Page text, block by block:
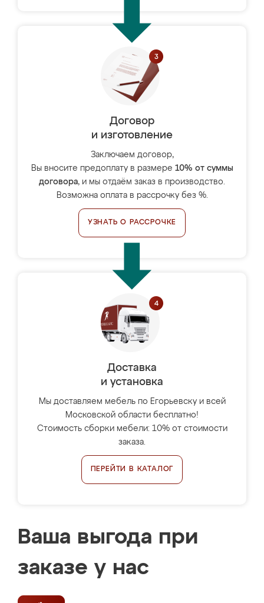
Договор
и изготовление
Заключаем договор,
Вы вносите предоплату в размере 10% от суммы
договора, и мы отдаём заказ в производство.
Возможна оплата в рассрочку без %.
УЗНАТЬ О РАССРОЧКЕ
Доставка
и установка
Мы доставляем мебель по Егорьевску и всей
Московской области бесплатно!
Стоимость сборки мебели: 10% от стоимости
заказа.
ПЕРЕЙТИ В КАТАЛОГ
Ваша выгода при
заказе у нас